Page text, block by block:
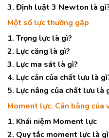
3. Định luật 3 Newton là
Một số lực thường gặp
1. Trọng lực là gì?
2. Lực căng là gì?
3. Lực ma sát là gì?
4. Lực cản của chất lưu là
5. Lực nâng của chất lưu là
Moment lực. Cân bằng của
1. Khái niệm Moment lực
2. Quy tắc moment lực là